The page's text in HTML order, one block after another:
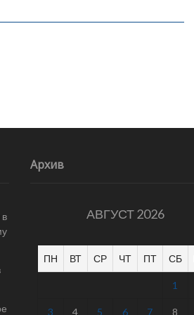
Архив
АВГУСТ 2026
ПН ВТ СР ЧТ ПТ СБ
1
3 4 5 6 7 8